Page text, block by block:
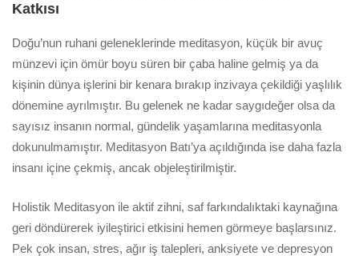
Katkısı
Doğu’nun ruhani geleneklerinde meditasyon, küçük bir avuç
münzevi için ömür boyu süren bir çaba haline gelmiş ya da
kişinin dünya işlerini bir kenara bırakıp inzivaya çekildiği yaşlılık
dönemine ayrılmıştır. Bu gelenek ne kadar saygıdeğer olsa da
sayısız insanın normal, gündelik yaşamlarına meditasyonla
dokunulmamıştır. Meditasyon Batı’ya açıldığında ise daha fazla
insanı içine çekmiş, ancak objeleştirilmiştir.
Holistik Meditasyon ile aktif zihni, saf farkındalıktaki kaynağına
geri döndürerek iyileştirici etkisini hemen görmeye başlarsınız.
Pek çok insan, stres, ağır iş talepleri, anksiyete ve depresyon